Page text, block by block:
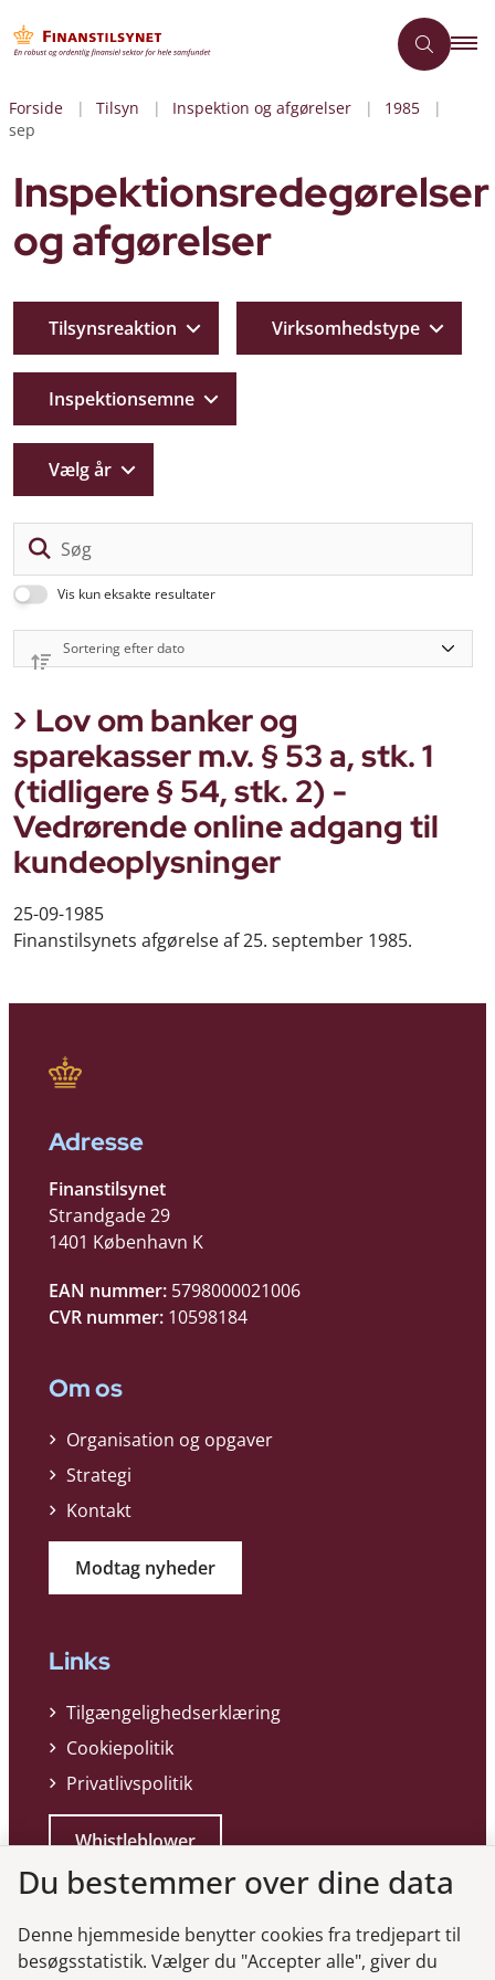
Forside Tilsyn Inspektion og afgørelser
1985
sep
Inspektionsredegørelser
og afgørelser
Vis kun eksakte resultater
Tilsynsreaktion Virksomhedstype
Inspektionsemne
Vælg år
Lov om banker og
sparekasser m.v. § 53 a, stk. 1
(tidligere § 54, stk. 2) -
Vedrørende online adgang til
kundeoplysninger
25-09-1985
Finanstilsynets afgørelse af 25. september 1985.
Adresse
Finanstilsynet
Strandgade 29
1401 København K
EAN nummer: 5798000021006
CVR nummer: 10598184
Om os
Organisation og opgaver
Strategi
Kontakt
Modtag nyheder
Links
Tilgængelighedserklæring
Cookiepolitik
Privatlivspolitik
Whistleblower
Du bestemmer over dine data
Denne hjemmeside benytter cookies fra tredjepart til
besøgsstatistik. Vælger du "Accepter alle", giver du